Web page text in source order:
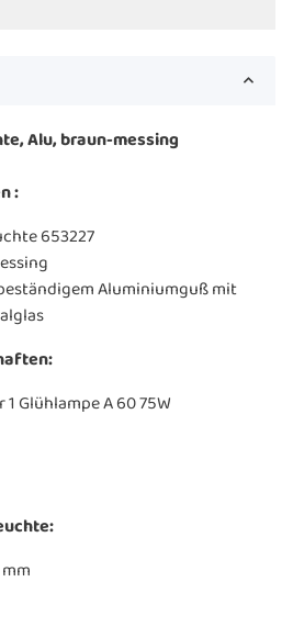
Alu, braun-messing
:
653227
Aluminiumguß mit
Glühlampe A 60 75W